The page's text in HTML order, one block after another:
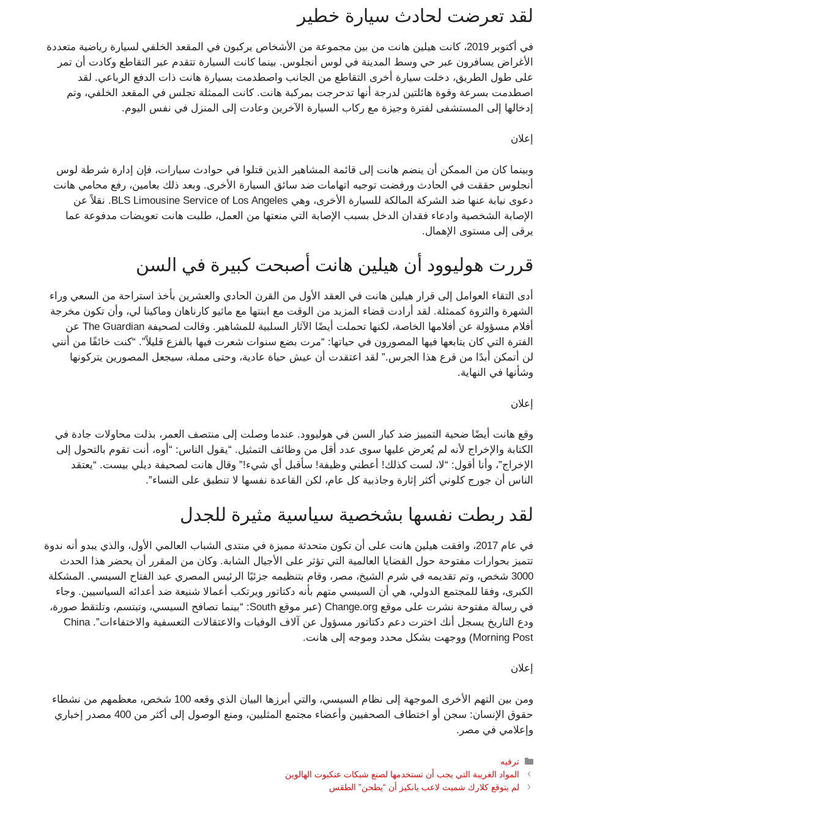
لقد تعرضت لحادث سيارة خطير
في أكتوبر 2019، كانت هيلين هانت من بين مجموعة من الأشخاص يركبون في المقعد الخلفي لسيارة رياضية متعددة
الأغراض يسافرون عبر حي وسط المدينة في لوس أنجلوس. بينما كانت السيارة تتقدم عبر التقاطع وكادت أن تمر
على طول الطريق، دخلت سيارة أخرى التقاطع من الجانب واصطدمت بسيارة هانت ذات الدفع الرباعي. لقد
اصطدمت بسرعة وقوة هائلتين لدرجة أنها تدحرجت بمركبة هانت. كانت الممثلة تجلس في المقعد الخلفي، وتم
إدخالها إلى المستشفى لفترة وجيزة مع ركاب السيارة الآخرين وعادت إلى المنزل في نفس اليوم.
إعلان
وبينما كان من الممكن أن ينضم هانت إلى قائمة المشاهير الذين قتلوا في حوادث سيارات، فإن إدارة شرطة لوس
أنجلوس حققت في الحادث ورفضت توجيه اتهامات ضد سائق السيارة الأخرى. وبعد ذلك بعامين، رفع محامي هانت
دعوى نيابة عنها ضد الشركة المالكة للسيارة الأخرى، وهي BLS Limousine Service of Los Angeles. نقلاً عن
الإصابة الشخصية وادعاء فقدان الدخل بسبب الإصابة التي منعتها من العمل، طلبت هانت تعويضات مدفوعة عما
يرقى إلى مستوى الإهمال.
قررت هوليوود أن هيلين هانت أصبحت كبيرة في السن
أدى التقاء العوامل إلى قرار هيلين هانت في العقد الأول من القرن الحادي والعشرين بأخذ استراحة من السعي وراء
الشهرة والثروة كممثلة. لقد أرادت قضاء المزيد من الوقت مع ابنتها مع ماثيو كارناهان وماكينا لي، وأن تكون مخرجة
أفلام مسؤولة عن أفلامها الخاصة، لكنها تحملت أيضًا الآثار السلبية للمشاهير. وقالت لصحيفة The Guardian عن
الفترة التي كان يتابعها فيها المصورون في حياتها: “مرت بضع سنوات شعرت فيها بالفزع قليلاً”. “كنت خائفًا من أنني
لن أتمكن أبدًا من قرع هذا الجرس.” لقد اعتقدت أن عيش حياة عادية، وحتى مملة، سيجعل المصورين يتركونها
وشأنها في النهاية.
إعلان
وقع هانت أيضًا ضحية التمييز ضد كبار السن في هوليوود. عندما وصلت إلى منتصف العمر، بذلت محاولات جادة في
الكتابة والإخراج لأنه لم يُعرض عليها سوى عدد أقل من وظائف التمثيل. “يقول الناس: “أوه، أنت تقوم بالتحول إلى
الإخراج”، وأنا أقول: “لا، لست كذلك! أعطني وظيفة! سأقبل أي شيء!” وقال هانت لصحيفة ديلي بيست. “يعتقد
الناس أن جورج كلوني أكثر إثارة وجاذبية كل عام، لكن القاعدة نفسها لا تنطبق على النساء”.
لقد ربطت نفسها بشخصية سياسية مثيرة للجدل
في عام 2017، وافقت هيلين هانت على أن تكون متحدثة مميزة في منتدى الشباب العالمي الأول، والذي يبدو أنه ندوة
تتميز بحوارات مفتوحة حول القضايا العالمية التي تؤثر على الأجيال الشابة. وكان من المقرر أن يحضر هذا الحدث
3000 شخص، وتم تقديمه في شرم الشيخ، مصر، وقام بتنظيمه جزئيًا الرئيس المصري عبد الفتاح السيسي. المشكلة
الكبرى، وفقا للمجتمع الدولي، هي أن السيسي متهم بأنه دكتاتور ويرتكب أعمالا شنيعة ضد أعدائه السياسيين. وجاء
في رسالة مفتوحة نشرت على موقع Change.org (عبر موقع South: “بينما تصافح السيسي، وتبتسم، وتلتقط صورة،
ودع التاريخ يسجل أنك اخترت دعم دكتاتور مسؤول عن آلاف الوفيات والاعتقالات التعسفية والاختفاءات”. China
Morning Post) ووجهت بشكل محدد وموجه إلى هانت.
إعلان
ومن بين التهم الأخرى الموجهة إلى نظام السيسي، والتي أبرزها البيان الذي وقعه 100 شخص، معظمهم من نشطاء
حقوق الإنسان: سجن أو اختطاف الصحفيين وأعضاء مجتمع المثليين، ومنع الوصول إلى أكثر من 400 مصدر إخباري
وإعلامي في مصر.
التصنيفات
ترفيه
المواد الغريبة التي يجب أن تستخدمها لصنع شبكات عنكبوت الهالوين
لم يتوقع كلارك شميت لاعب يانكيز أن “يطحن” الطقس